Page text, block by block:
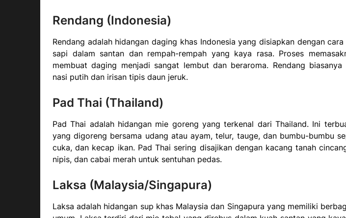
Rendang (Indonesia)
Rendang adalah hidangan daging khas Indonesia yang disiapkan dengan
sapi dalam santan dan rempah-rempah yang kaya rasa. Proses
membuat daging menjadi sangat lembut dan beraroma. Rendang biasanya
nasi putih dan irisan tipis daun jeruk.
Pad Thai (Thailand)
Pad Thai adalah hidangan mie goreng yang terkenal dari Thailand. Ini
yang digoreng bersama udang atau ayam, telur, tauge, dan bumbu-bumbu
cuka, dan kecap ikan. Pad Thai sering disajikan dengan kacang tanah
nipis, dan cabai merah untuk sentuhan pedas.
Laksa (Malaysia/Singapura)
Laksa adalah hidangan sup khas Malaysia dan Singapura yang memiliki